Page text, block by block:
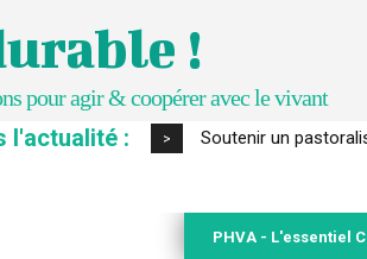
!
pour agir & coopérer avec le vivant
l'actualité : > S’inspirer de l’arbre
PHVA - L'essentiel